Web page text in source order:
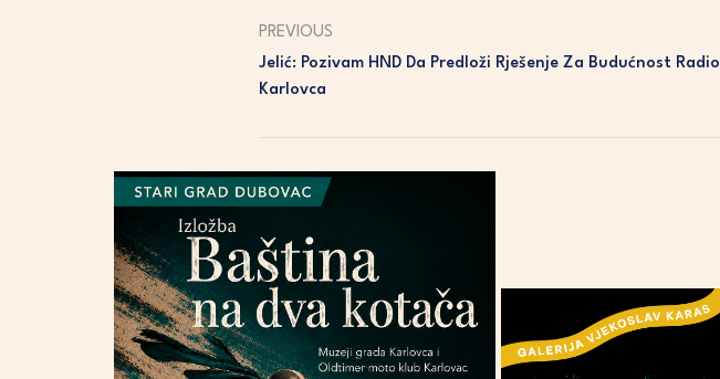
PREVIOUS
Jelić: Pozivam HND Da Predloži Rješenje Za Budućnost Radio
Karlovca